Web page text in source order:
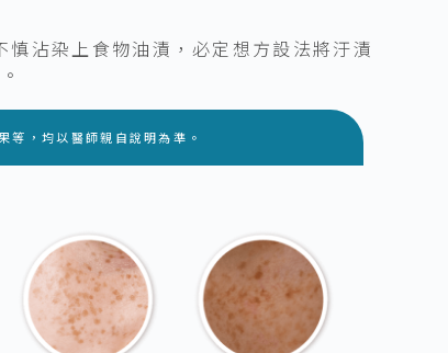
沾染上食物油漬，必定想方設法將汙漬
，均以醫師親自說明為準。